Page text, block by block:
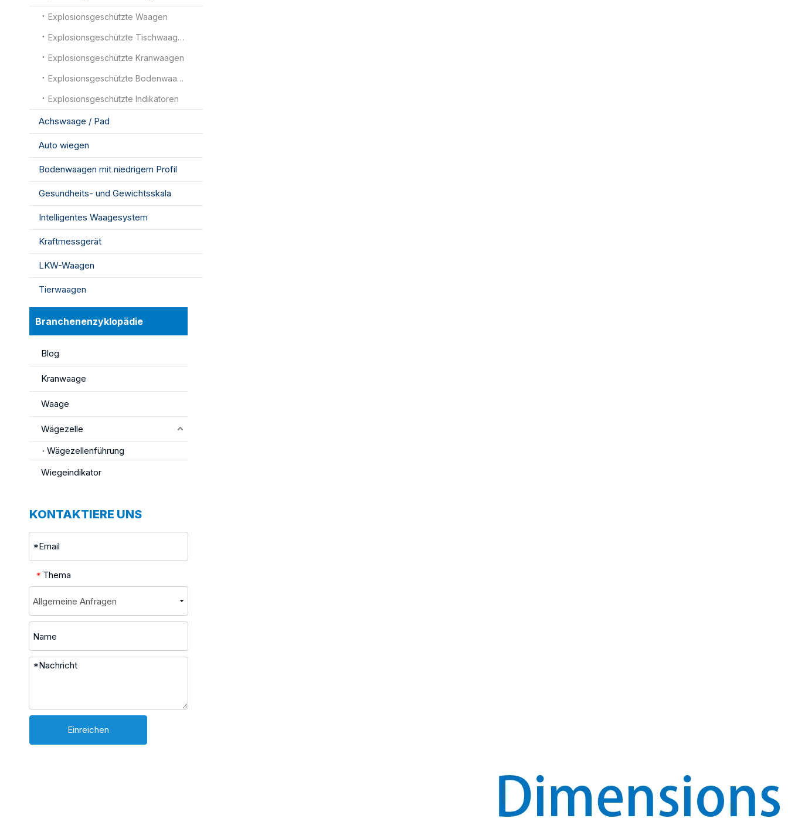
Explosionsgeschützte Waagen
Explosionsgeschützte Tischwaagen
Explosionsgeschützte Kranwaagen
Explosionsgeschützte Bodenwaagen
Explosionsgeschützte Indikatoren
Achswaage / Pad
Auto wiegen
Bodenwaagen mit niedrigem Profil
Gesundheits- und Gewichtsskala
Intelligentes Waagesystem
Kraftmessgerät
LKW-Waagen
Tierwaagen
Branchenenzyklopädie
Blog
Kranwaage
Waage
Wägezelle
Wägezellenführung
Wiegeindikator
KONTAKTIERE UNS
* Thema
Einreichen